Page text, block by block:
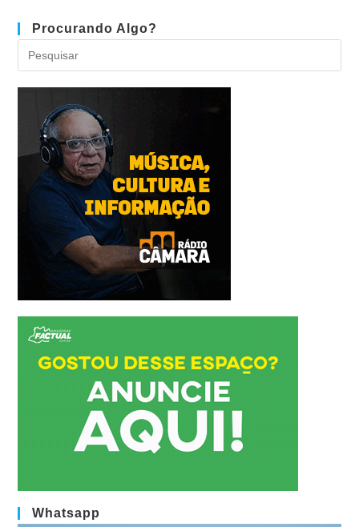
Procurando Algo?
Whatsapp